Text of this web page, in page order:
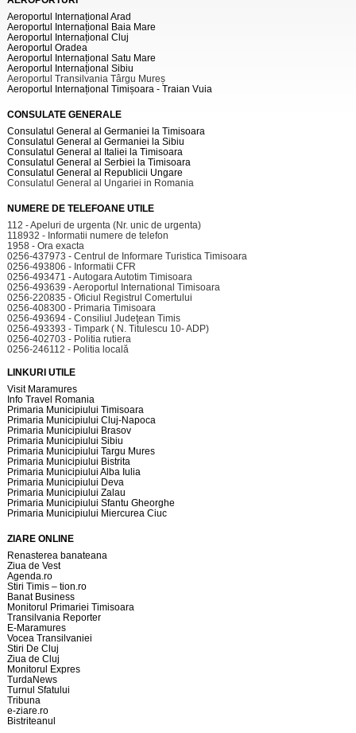
Aeroportul Internațional Arad
Aeroportul Internațional Baia Mare
Aeroportul Internațional Cluj
Aeroportul Oradea
Aeroportul Internațional Satu Mare
Aeroportul Internațional Sibiu
Aeroportul Transilvania Târgu Mureș
Aeroportul Internațional Timișoara - Traian Vuia
CONSULATE GENERALE
Consulatul General al Germaniei la Timisoara
Consulatul General al Germaniei la Sibiu
Consulatul General al Italiei la Timisoara
Consulatul General al Serbiei la Timisoara
Consulatul General al Republicii Ungare
Consulatul General al Ungariei in Romania
NUMERE DE TELEFOANE UTILE
112 - Apeluri de urgenta (Nr. unic de urgenta)
118932 - Informatii numere de telefon
1958 - Ora exacta
0256-437973 - Centrul de Informare Turistica Timisoara
0256-493806 - Informatii CFR
0256-493471 - Autogara Autotim Timisoara
0256-493639 - Aeroportul International Timisoara
0256-220835 - Oficiul Registrul Comertului
0256-408300 - Primaria Timisoara
0256-493694 - Consiliul Judeţean Timis
0256-493393 - Timpark ( N. Titulescu 10- ADP)
0256-402703 - Politia rutiera
0256-246112 - Politia locală
LINKURI UTILE
Visit Maramures
Info Travel Romania
Primaria Municipiului Timisoara
Primaria Municipiului Cluj-Napoca
Primaria Municipiului Brasov
Primaria Municipiului Sibiu
Primaria Municipiului Targu Mures
Primaria Municipiului Bistrita
Primaria Municipiului Alba Iulia
Primaria Municipiului Deva
Primaria Municipiului Zalau
Primaria Municipiului Sfantu Gheorghe
Primaria Municipiului Miercurea Ciuc
ZIARE ONLINE
Renasterea banateana
Ziua de Vest
Agenda.ro
Stiri Timis – tion.ro
Banat Business
Monitorul Primariei Timisoara
Transilvania Reporter
E-Maramures
Vocea Transilvaniei
Stiri De Cluj
Ziua de Cluj
Monitorul Expres
TurdaNews
Turnul Sfatului
Tribuna
e-ziare.ro
Bistriteanul